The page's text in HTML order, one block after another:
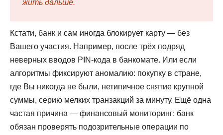
жить дальше.
Кстати, банк и сам иногда блокирует карту — без
Вашего участия. Например, после трёх подряд
неверных вводов PIN-кода в банкомате. Или если
алгоритмы фиксируют аномалию: покупку в стране,
где Вы никогда не были, нетипичное снятие крупной
суммы, серию мелких транзакций за минуту. Ещё одна
частая причина — финансовый мониторинг: банк
обязан проверять подозрительные операции по